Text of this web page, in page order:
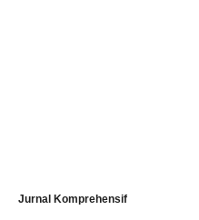
Jurnal Komprehensif